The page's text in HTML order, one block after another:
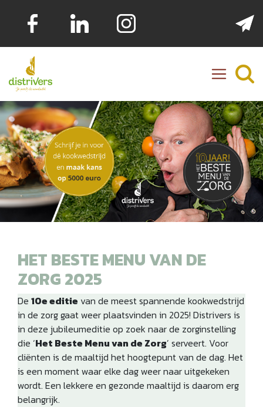
Distrivers
HET BESTE MENU VAN DE
ZORG 2025
De 10e editie van de meest spannende kookwedstrijd
in de zorg gaat weer plaatsvinden in 2025! Distrivers is
in deze jubileumeditie op zoek naar de zorginstelling
die ‘Het Beste Menu van de Zorg’ serveert. Voor
cliënten is de maaltijd het hoogtepunt van de dag. Het
is een moment waar elke dag weer naar uitgekeken
wordt. Een lekkere en gezonde maaltijd is daarom erg
belangrijk.